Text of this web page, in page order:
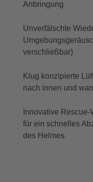
Anbringung
Unverfälschte
verschließbar)
Klug konzipierte
nach innen und
Innovative Rescue-
für ein schnelles
des Helmes